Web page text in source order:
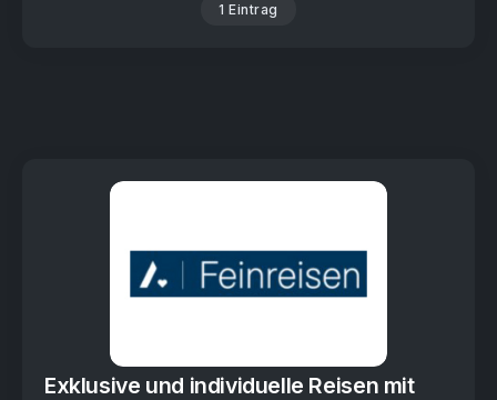
1 Eintrag
Exklusive und individuelle Reisen mit